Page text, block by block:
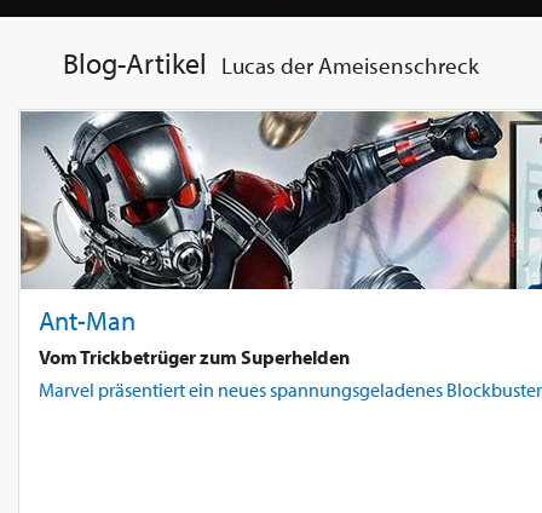
Blog-Artikel Lucas der Ameisenschreck
Ant-Man
Vom Trickbetrüger zum Superhelden
Marvel präsentiert ein neues spannungsgeladenes